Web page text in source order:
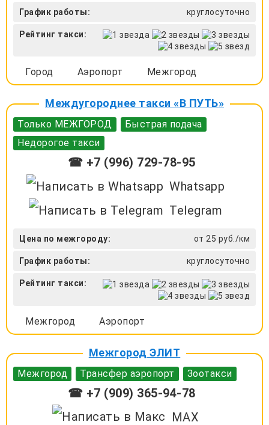
График работы: круглосуточно
Рейтинг такси:
Город Аэропорт Межгород
Междугороднее такси «В ПУТЬ»
Только МЕЖГОРОД
Быстрая подача
Недорогое такси
☎ +7 (996) 729-78-95
Whatsapp
Telegram
Цена по межгороду: от 25 руб./км
График работы: круглосуточно
Рейтинг такси:
Межгород Аэропорт
Межгород ЭЛИТ
Межгород Трансфер аэропорт Зоотакси
☎ +7 (909) 365-94-78
MAX